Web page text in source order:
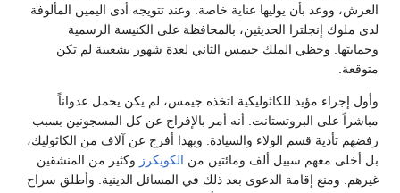
العرش، ووعد بأن يوليها عناية خاصة. وعند تتويجه أدى اليمين المألوفة
لدى ملوك إنجلترا الحديثين، بالمحافظة على الكنيسة الرسمية
وحمايتها. وحظي الملك جيمس الثاني لعدة شهور بشعبية لم تكن
متوقعة.
وأول إجراء مؤيد للكاثوليكية اتخذه جيمس، لم يكن يحمل عدواناً
مباشراً على البروتستانت. أنه أمر بالإفراج عن كل المسجونين بسبب
رفضهم تأدية قسم الولاء والسيادة. وبهذا أفرج عن آلاف من الكاثوليك،
بل أخلى معهم سبيل ألف ومائتين من الكويكرز وكثير من المنشقين
غيرهم. ومنع إقامة الدعوى بعد ذلك في المسائل الدينية. وأطلق سراح